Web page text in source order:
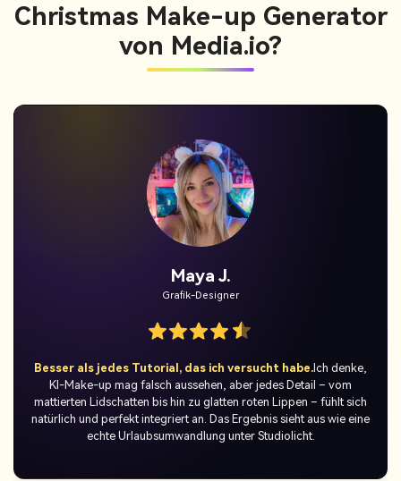
Christmas Make-up Generator
von Media.io?
Jordan Pass.
Temporäre Benutzer
Die perfekte Urlaubsüberraschung.Ich bin mit dem KI-
Generator von Media.io in den Weihnachts-Make-up-Trend
eingeschlossen und mein Beitrag ging viral. Jeder liebt die Realität
des Urlaubsstrahls und ich bekomme eine Reihe von
Kommentaren, die fragen, welche Art von Filter oder Produkt ich